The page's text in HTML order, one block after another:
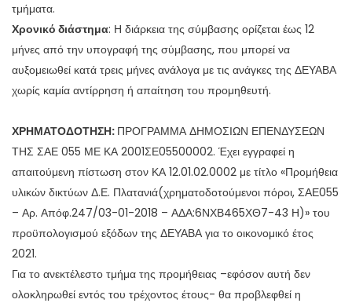
τμήματα.
Χρονικό διάστημα: Η διάρκεια της σύμβασης ορίζεται έως 12
μήνες από την υπογραφή της σύμβασης, που μπορεί να
αυξομειωθεί κατά τρεις μήνες ανάλογα με τις ανάγκες της ΔΕΥΑΒΑ
χωρίς καμία αντίρρηση ή απαίτηση του προμηθευτή.
ΧΡΗΜΑΤΟΔΟΤΗΣΗ: ΠΡΟΓΡΑΜΜΑ ΔΗΜΟΣΙΩΝ ΕΠΕΝΔΥΣΕΩΝ
ΤΗΣ ΣΑΕ 055 ΜΕ ΚΑ 2001ΣΕ05500002. Έχει εγγραφεί η
απαιτούμενη πίστωση στον ΚΑ 12.01.02.0002 με τίτλο «Προμήθεια
υλικών δικτύων Δ.Ε. Πλατανιά(χρηματοδοτούμενοι πόροι, ΣΑΕ055
– Αρ. Απόφ.247/03-01-2018 – ΑΔΑ:6ΝΧΒ465ΧΘ7-43 Η)» του
προϋπολογισμού εξόδων της ΔΕΥΑΒΑ για το οικονομικό έτος
2021.
Για το ανεκτέλεστο τμήμα της προμήθειας –εφόσον αυτή δεν
ολοκληρωθεί εντός του τρέχοντος έτους- θα προβλεφθεί η